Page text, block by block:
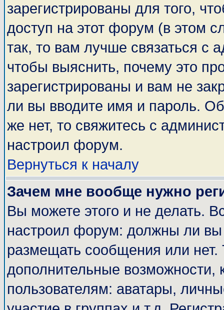
зарегистрированы для того,
доступ на этот форум (в этом
так, то вам лучше связаться с
чтобы выяснить, почему это
зарегистрированы и вам не
ли вы вводите имя и пароль.
же нет, то свяжитесь с
настроил форум.
Вернуться к началу
Зачем мне вообще нужно
Вы можете этого и не делать.
настроил форум: должны ли вы
размещать сообщения или
дополнительные
пользователям: аватары,